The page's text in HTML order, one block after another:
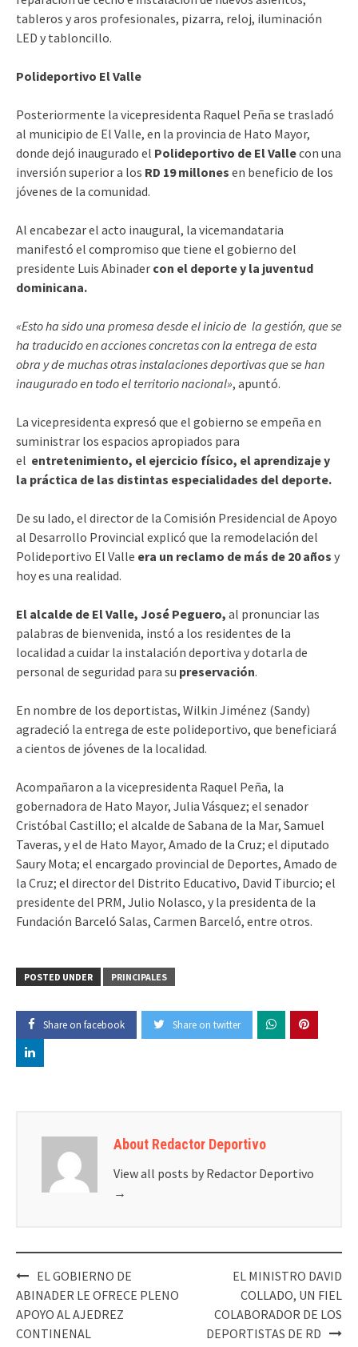
tableros y aros profesionales, pizarra, reloj, iluminación
LED y tabloncillo.
Polideportivo El Valle
Posteriormente la vicepresidenta Raquel Peña se trasladó
al municipio de El Valle, en la provincia de Hato Mayor,
donde dejó inaugurado el Polideportivo de El Vallecon una
inversión superior a los RD 19 millones en beneficio de los
jóvenes de la comunidad.
Al encabezar el acto inaugural, la vicemandataria
manifestó el compromiso que tiene el gobierno del
presidente Luis Abinader con el deporte y la juventud
dominicana.
«Esto ha sido una promesa desde el inicio de la gestión, que se
ha traducido en accionesconcretas con la entrega de esta
obra y de muchas otras instalaciones deportivas que se han
inaugurado en todo el territorionacional», apuntó.
La vicepresidenta expresó que el gobierno se empeña en
suministrar los espacios apropiados para
el entretenimiento, el ejercicio físico, el aprendizaje y
la práctica de las distintas especialidades del deporte.
De su lado, el director de la Comisión Presidencial de Apoyo
al Desarrollo Provincial explicó que la remodelación del
Polideportivo El Valle era un reclamo de más de 20 años y
hoy es una realidad.
El alcalde de El Valle, José Peguero, al pronunciar las
palabras de bienvenida, instó a los residentes de la
localidad a cuidar la instalación deportiva y dotarla de
personal de seguridad para su preservación.
En nombre de los deportistas, Wilkin Jiménez (Sandy)
agradeció la entrega de este polideportivo, que beneficiará
a cientos de jóvenes de la localidad.
Acompañaron a la vicepresidenta Raquel Peña, la
gobernadora de Hato Mayor, Julia Vásquez; el senador
Cristóbal Castillo; el alcalde de Sabana de la Mar, Samuel
Taveras, y el de Hato Mayor, Amado de la Cruz; el diputado
Saury Mota; el encargado provincial de Deportes, Amado de
la Cruz; el director del Distrito Educativo, David Tiburcio; el
presidente del PRM, Julio Nolasco, y la presidenta de la
Fundación Barceló Salas, Carmen Barceló, entre otros.
POSTED UNDER PRINCIPALES
Share on facebook Share on twitter
About Redactor Deportivo
View all posts by Redactor Deportivo
→
Post
navigation
EL GOBIERNO DE
ABINADER LE OFRECE PLENO
APOYO AL AJEDREZ
CONTINENAL
EL MINISTRO DAVID
COLLADO, UN FIEL
COLABORADOR DE LOS
DEPORTISTAS DE RD